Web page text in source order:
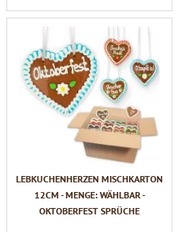
LEBKUCHENHERZEN MISCHKARTON
12CM - MENGE: WÄHLBAR -
OKTOBERFEST SPRÜCHE